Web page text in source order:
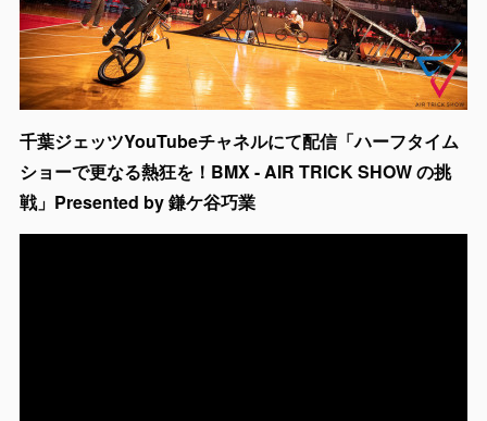
千葉ジェッツYouTubeチャネルにて配信「ハーフタイム
ショーで更なる熱狂を！BMX - AIR TRICK SHOW の挑
戦」Presented by 鎌ケ谷巧業